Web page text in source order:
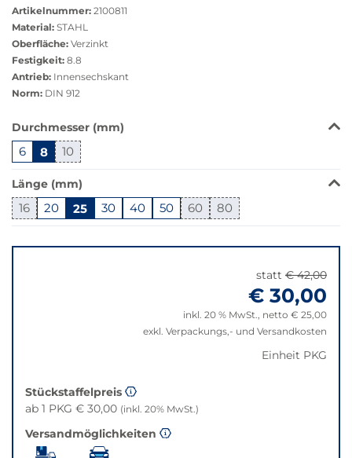
anzeigen
Artikelnummer: 2100811
Material: STAHL
Oberfläche: Verzinkt
Festigkeit: 8.8
Antrieb: Innensechskant
Norm: DIN 912
Das
ist
in
dieser
Variante
nicht
Bei
Alternative
der
gewünschten
Variante.
Durchmesser (mm)
6 8 10
Länge (mm)
16 20 25 30 40 50 60 80
zu
statt € 42,00
€ 30,00
inkl. 20 % MwSt., netto € 25,00
exkl. Verpackungs,- und Versandkosten
Einheit PKG
Stückstaffelpreis
ab 1 PKG € 30,00 (inkl. 20% MwSt.)
Versandmöglichkeiten